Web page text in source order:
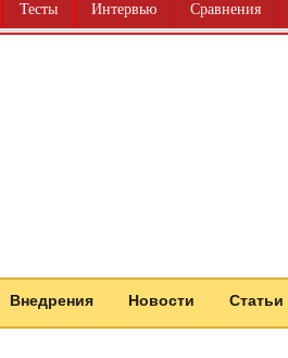
Тесты Интервью Сравнения
Внедрения Новости Статьи